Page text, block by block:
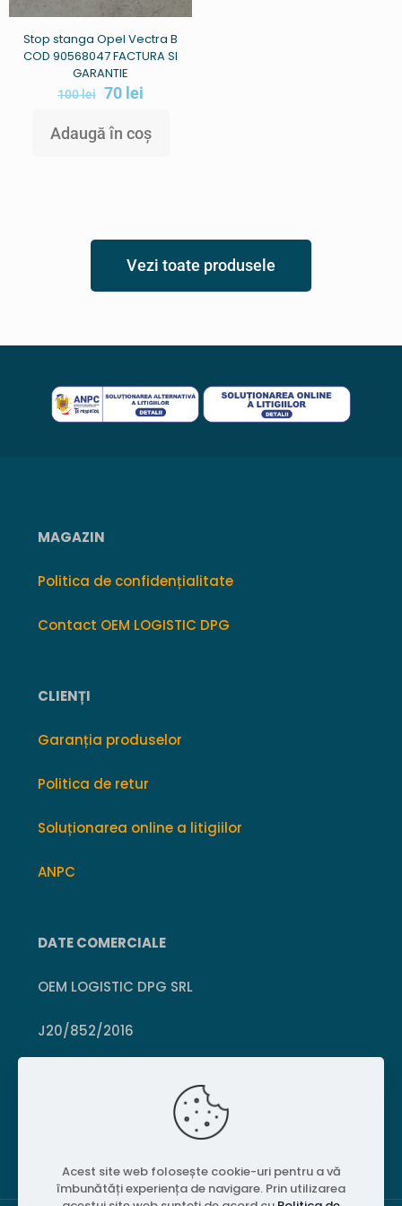
Stop stanga Opel Vectra B
COD 90568047 FACTURA SI
GARANTIE
100lei 70 lei
Adaugă în coș
Vezi toate produsele
MAGAZIN
Politica de confidențialitate
Contact OEM LOGISTIC DPG
CLIENȚI
Garanția produselor
Politica de retur
Soluționarea online a litigiilor
ANPC
DATE COMERCIALE
OEM LOGISTIC DPG SRL
J20/852/2016
Crișcior, Hunedoara
Acest site web folosește cookie-uri pentru a vă
îmbunătăți experiența de navigare. Prin utilizarea